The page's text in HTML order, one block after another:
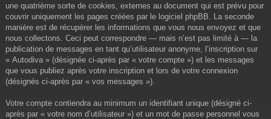
une quatrième sorte de cookies, externes au document qui est prévu pour
couvrir uniquement les pages créées par le logiciel phpBB. La seconde
manière est de récupérer les informations que vous nous envoyez et que
nous collectons. Ceci peut correspondre — mais n’est pas limité à — la
publication de messages en tant qu’utilisateur anonyme, l’inscription sur
« Autodiva » (désignée ci-après par « votre compte ») et les messages
que vous publiez après votre inscription et lors de votre connexion
(désignés ci-après par « vos messages »).
Votre compte contiendra au minimum un identifiant unique (désigné ci-
après par « votre nom d’utilisateur ») et un mot de passe personnel vous